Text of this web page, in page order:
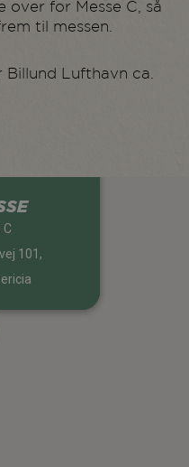
over for Messe C, så
til messen.
Billund Lufthavn ca.
C
101,